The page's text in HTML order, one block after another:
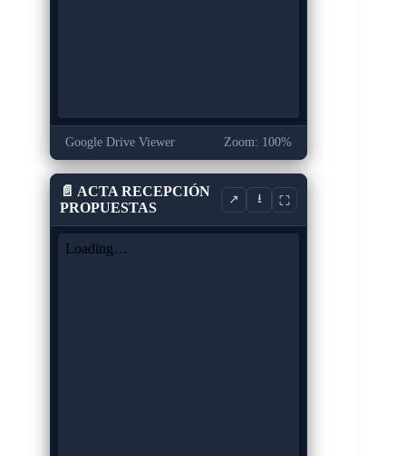
Google Drive Viewer Zoom: 100%
📄 ACTA RECEPCIÓN
PROPUESTAS
↗ ⭳ ⛶